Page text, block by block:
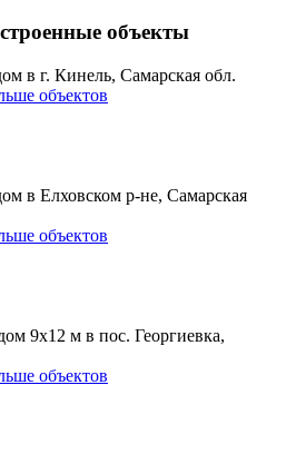
объекты
в г. Кинель, Самарская обл.
объектов
в Елховском р-не, Самарская
объектов
9х12 м в пос. Георгиевка,
объектов